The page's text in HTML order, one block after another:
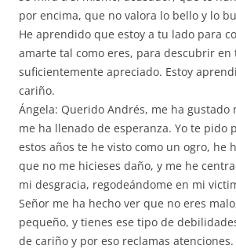
por encima, que no valora lo bello y lo
He aprendido que estoy a tu lado para
amarte tal como eres, para descubrir en
suficientemente apreciado. Estoy
cariño.
Ángela: Querido Andrés, me ha gustado
me ha llenado de esperanza. Yo te pido
estos años te he visto como un ogro, he
que no me hicieses daño, y me he
mi desgracia, regodeándome en mi
Señor me ha hecho ver que no eres
pequeño, y tienes ese tipo de
de cariño y por eso reclamas